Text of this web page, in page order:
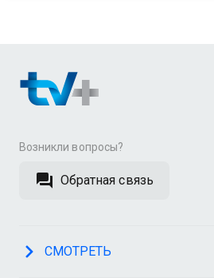
Возникли вопросы?
Обратная связь
СМОТРЕТЬ